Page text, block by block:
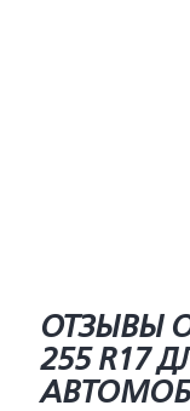
ОТЗЫВЫ
255 R17